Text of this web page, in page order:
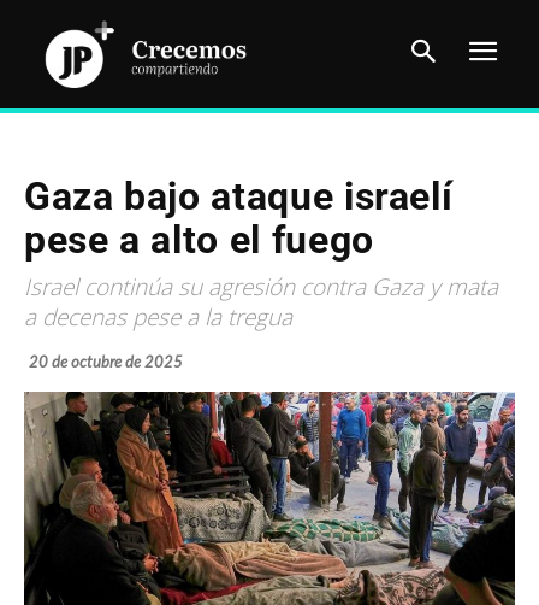
Gaza bajo ataque israelí
pese a alto el fuego
Israel continúa su agresión contra Gaza y mata
a decenas pese a la tregua
20 de octubre de 2025